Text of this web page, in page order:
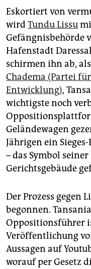
epaper login
Eskortiert von
wirdTundu Lissu
Gefängnisbehörde
Hafenstadt
schirmen ihn ab,
Chadema (Partei
Entwicklung),
wichtigste noch
Geländewagen
Jährigen ein
– das Symbol
Gerichtsgebäude
Der Prozess gegen
begonnen.
Oppositionsführer
Veröffentlichung
Aussagen auf
worauf per Gesetz